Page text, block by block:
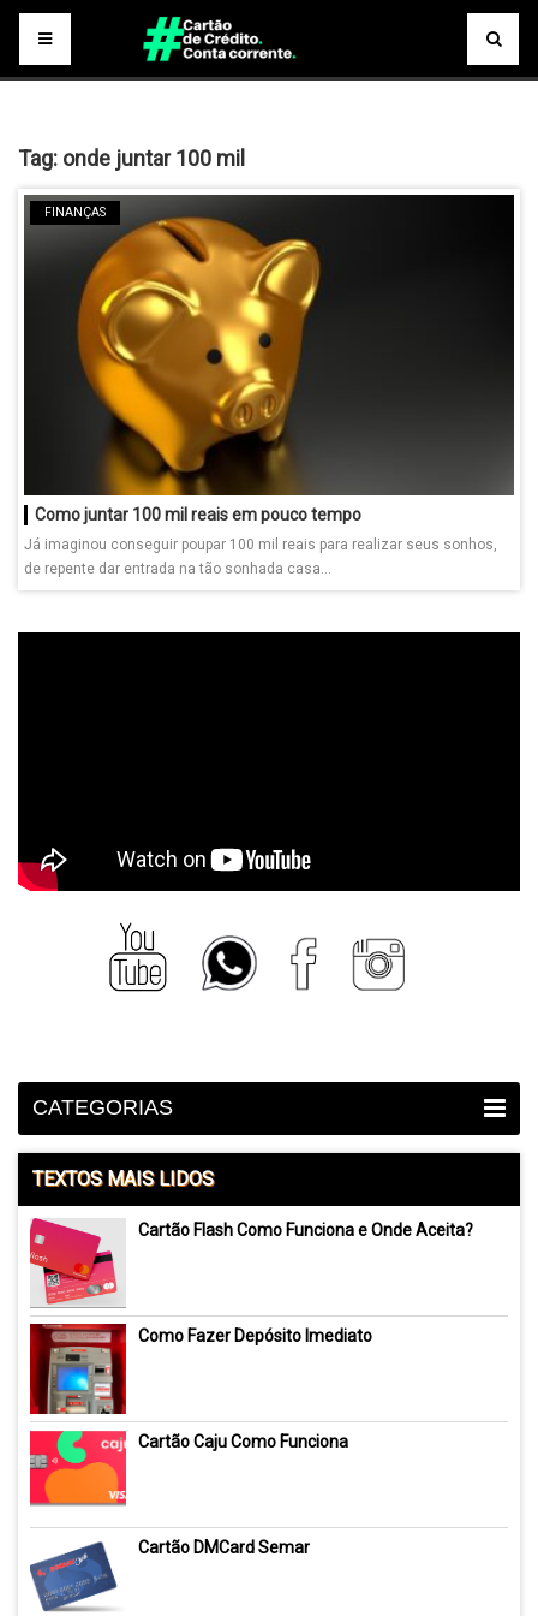
Tag: onde juntar 100 mil
FINANÇAS
Como juntar 100 mil reais em pouco tempo
Já imaginou conseguir poupar 100 mil reais para realizar seus sonhos,
de repente dar entrada na tão sonhada casa...
CATEGORIAS
TEXTOS MAIS LIDOS
Cartão Flash Como Funciona e Onde Aceita?
Como Fazer Depósito Imediato
Cartão Caju Como Funciona
Cartão DMCard Semar